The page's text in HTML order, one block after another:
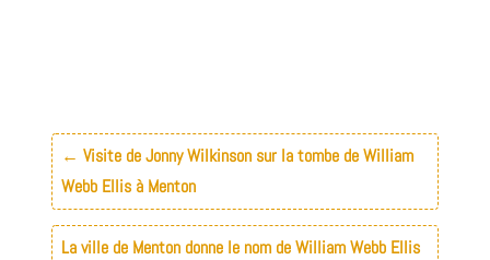
← Visite de Jonny Wilkinson sur la tombe de William
Webb Ellis à Menton
La ville de Menton donne le nom de William Webb Ellis